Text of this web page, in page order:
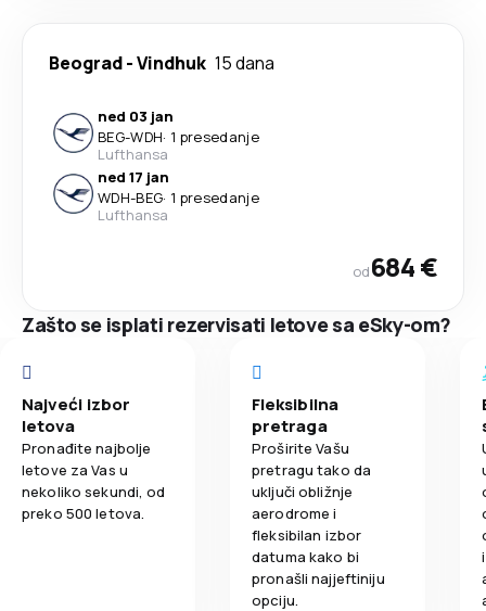
Beograd-Vindhuk 15 dana
ned 03 jan
BEG-WDH· 1 presedanje
Lufthansa
ned 17 jan
WDH-BEG· 1 presedanje
Lufthansa
od684 €
Zašto se isplati rezervisati letove sa eSky-om?
Najveći izbor
letova
Pronađite najbolje
letove za Vas u
nekoliko sekundi, od
preko 500 letova.
Fleksibilna
pretraga
Proširite Vašu
pretragu tako da
uključi obližnje
aerodrome i
fleksibilan izbor
datuma kako bi
pronašli najjeftiniju
opciju.